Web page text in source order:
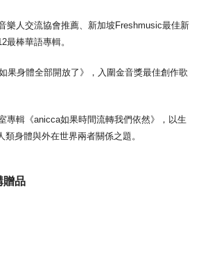
樂人交流協會推薦、新加坡Freshmusic最佳新
最棒華語專輯。
果身體全部開放了》，入圍金音獎最佳創作歌
專輯《anicca如果時間流轉我們依然》，以生
身體與外在世界兩者關係之題。
贈品